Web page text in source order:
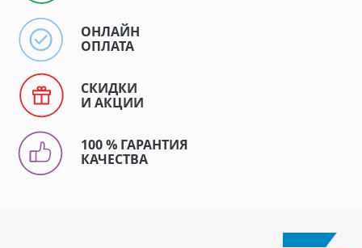
ОНЛАЙН
ОПЛАТА
СКИДКИ
И АКЦИИ
100 % ГАРАНТИЯ
КАЧЕСТВА